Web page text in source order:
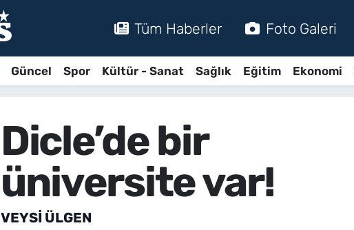
Tüm Haberler Foto Galeri
Güncel Spor Kültür - Sanat Sağlık Eğitim Ekonomi
Dicle’de bir
üniversite var!
VEYSI ÜLGEN